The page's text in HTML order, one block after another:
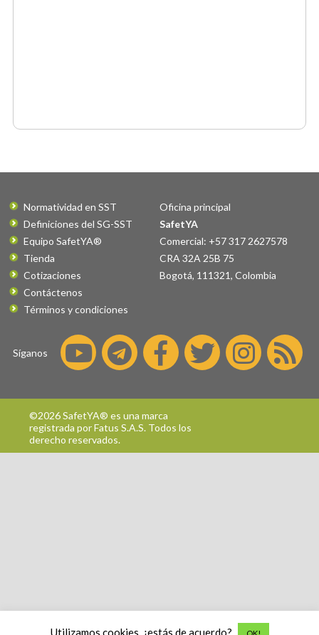
Normatividad en SST
Definiciones del SG-SST
Equipo SafetYA®
Tienda
Cotizaciones
Contáctenos
Términos y condiciones
Oficina principal
SafetYA
Comercial: +57 317 2627578
CRA 32A 25B 75
Bogotá, 111321, Colombia
Síganos
©2026 SafetYA® es una marca
registrada porFatus S.A.S. Todos los
derecho reservados.